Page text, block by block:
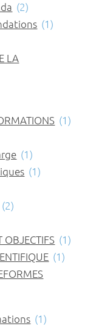
(2)
(1)
LA
(1)
(1)
(1)
(2)
OBJECTIFS (1)
(1)
(1)